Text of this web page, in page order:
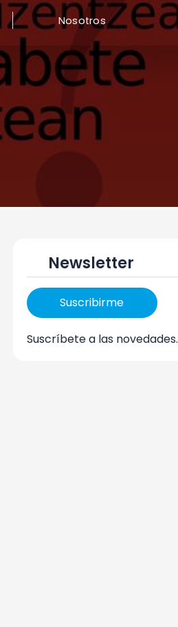
Nosotros
Newsletter
Suscribirme
Suscríbete a las novedades.